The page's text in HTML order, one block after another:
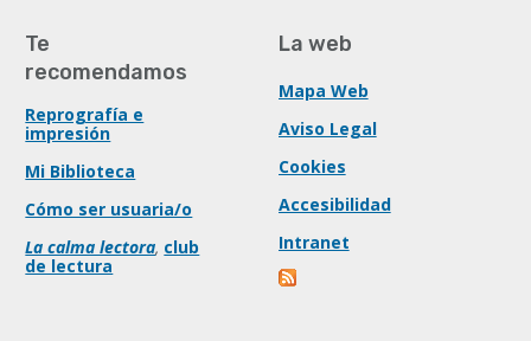
Te
recomendamos
Reprografía e
impresión
Mi Biblioteca
Cómo ser usuaria/o
La calma lectora, club
de lectura
La web
Mapa Web
Aviso Legal
Cookies
Accesibilidad
Intranet